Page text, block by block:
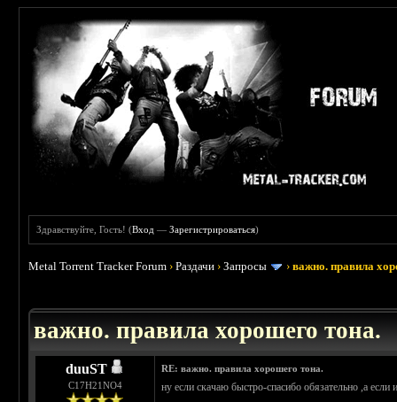
Здравствуйте, Гость! (Вход —Зарегистрироваться)
Metal Torrent Tracker Forum ›Раздачи ›Запросы ›важно. правила
важно. правила хорошего тона.
duuST
С17H21NO4
RE: важно. правила хорошего тона.
ну если скачаю быстро-спасибо обязательно ,а